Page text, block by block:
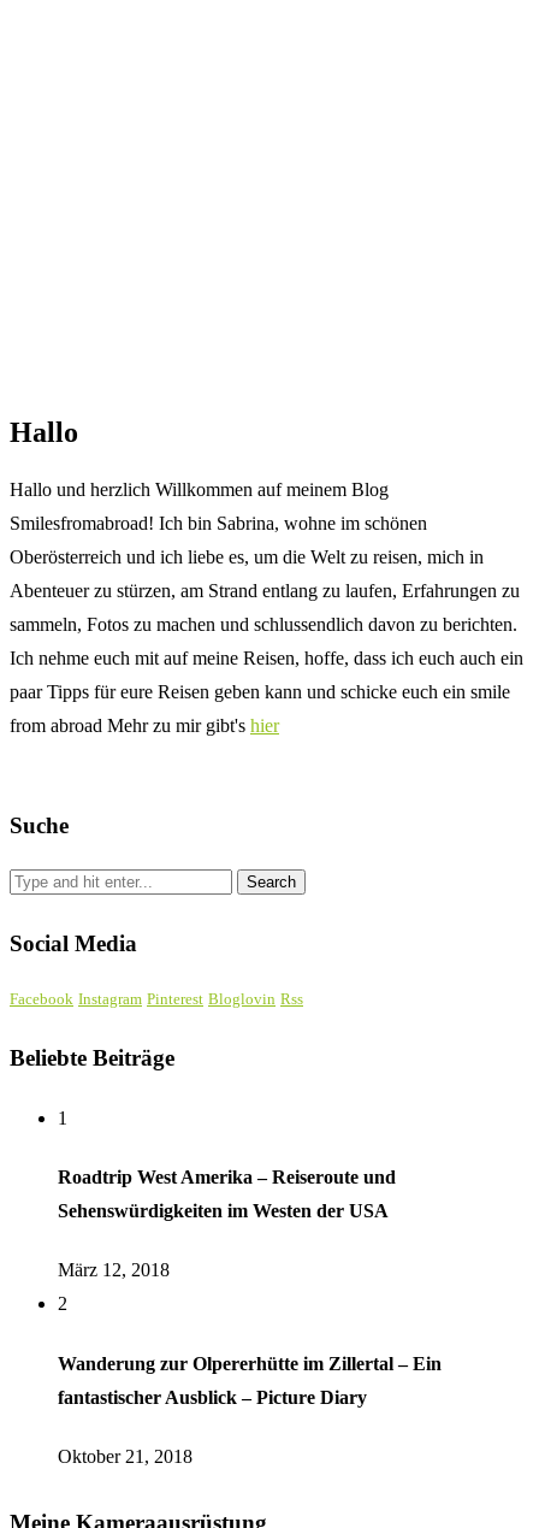
Hallo
Hallo und herzlich Willkommen auf meinem Blog
Smilesfromabroad! Ich bin Sabrina, wohne im schönen
Oberösterreich und ich liebe es, um die Welt zu reisen, mich in
Abenteuer zu stürzen, am Strand entlang zu laufen, Erfahrungen zu
sammeln, Fotos zu machen und schlussendlich davon zu berichten.
Ich nehme euch mit auf meine Reisen, hoffe, dass ich euch auch ein
paar Tipps für eure Reisen geben kann und schicke euch ein smile
from abroad Mehr zu mir gibt's hier
Suche
Social Media
Facebook Instagram Pinterest Bloglovin Rss
Beliebte Beiträge
1
Roadtrip West Amerika – Reiseroute und
Sehenswürdigkeiten im Westen der USA
März 12, 2018
2
Wanderung zur Olpererhütte im Zillertal – Ein
fantastischer Ausblick – Picture Diary
Oktober 21, 2018
Meine Kameraausrüstung